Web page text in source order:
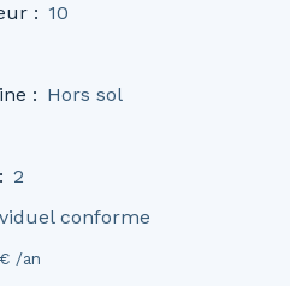
: 10
: Hors sol
: 2
conforme
€ /an